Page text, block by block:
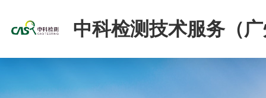
中科检测技术服务（
份有限公司